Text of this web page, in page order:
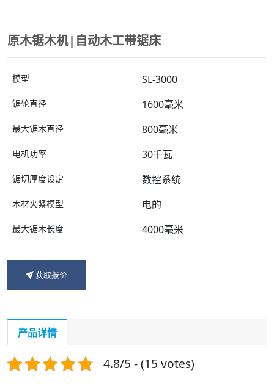
原木锯木机|自动木工带锯床
模型 SL-3000
锯轮直径 1600毫米
最大锯木直径 800毫米
电机功率 30千瓦
锯切厚度设定 数控系统
木材夹紧模型 电的
最大锯木长度 4000毫米
获取报价
产品详情
4.8/5 - (15 votes)